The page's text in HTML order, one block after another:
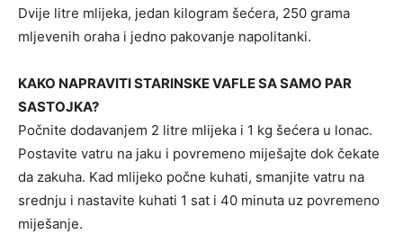
Dvije litre mlijeka, jedan kilogram šećera, 250 grama
mljevenih oraha i jedno pakovanje napolitanki.
KAKO NAPRAVITI STARINSKE VAFLE SA SAMO PAR
SASTOJKA?
Počnite dodavanjem 2 litre mlijeka i 1 kg šećera u lonac.
Postavite vatru na jaku i povremeno miješajte dok čekate
da zakuha. Kad mlijeko počne kuhati, smanjite vatru na
srednju i nastavite kuhati 1 sat i 40 minuta uz povremeno
miješanje.